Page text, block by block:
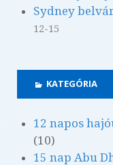
Sydney
12-15
KATEGÓRIA
12 napos
(10)
15 nap Abu